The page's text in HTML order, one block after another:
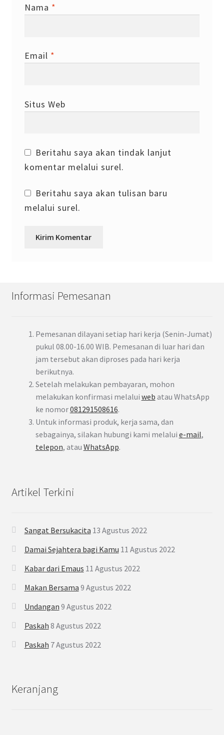
Nama *
Email *
Situs Web
Beritahu saya akan tindak lanjut
komentar melalui surel.
Beritahu saya akan tulisan baru
melalui surel.
Informasi Pemesanan
Pemesanan dilayani setiap hari kerja (Senin-Jumat)
pukul 08.00-16.00 WIB. Pemesanan di luar hari dan
jam tersebut akan diproses pada hari kerja
berikutnya.
Setelah melakukan pembayaran, mohon
melakukan konfirmasi melalui web atau WhatsApp
ke nomor081291508616.
Untuk informasi produk, kerja sama, dan
sebagainya, silakan hubungi kami melalui e-mail,
telepon, atau WhatsApp.
Artikel Terkini
Sangat Bersukacita 13 Agustus 2022
Damai Sejahtera bagi Kamu 11 Agustus 2022
Kabar dari Emaus 11 Agustus 2022
Makan Bersama 9 Agustus 2022
Undangan 9 Agustus 2022
Paskah 8 Agustus 2022
Paskah 7 Agustus 2022
Keranjang